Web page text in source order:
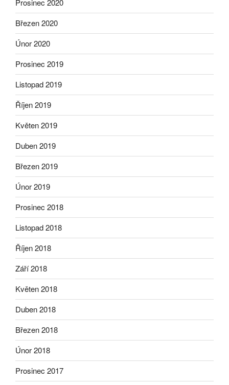
Prosinec 2020
Březen 2020
Únor 2020
Prosinec 2019
Listopad 2019
Říjen 2019
Květen 2019
Duben 2019
Březen 2019
Únor 2019
Prosinec 2018
Listopad 2018
Říjen 2018
Září 2018
Květen 2018
Duben 2018
Březen 2018
Únor 2018
Prosinec 2017